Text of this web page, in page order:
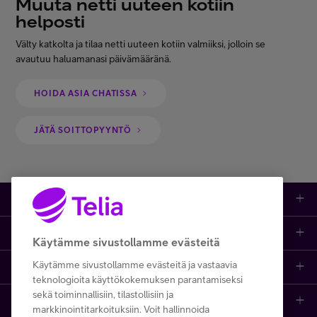
Asiakastuki
Minun Telia
Muuta netti uuteen kotiin
helposti
Välty katkolta ja tilaa netti uuteen kotiin valmiiksi, jolloin se
avautuu haluamanasi päivämääränä.
HOIDA ASIA CHATISSA
JÄTÄ SOITTOPYYNTÖ
Kauppa
Puhelinliittymät
Mobiililaajakaista
Tarjoukset
iPhone 17
Asiakastuki netissä
Etsi apua ja ohjeita
Ota yhteyttä
Käytämme sivustollamme evästeitä
Käytämme sivustollamme evästeitä ja vastaavia
teknologioita käyttökokemuksen parantamiseksi
sekä toiminnallisiin, tilastollisiin ja
markkinointitarkoituksiin. Voit hallinnoida